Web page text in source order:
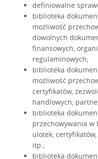
definiowalne
biblioteka
możliwość
dowolnych
finansowych,
regulaminowych;
biblioteka
możliwość
certyfikatów,
handlowych,
biblioteka
przechowywania w
ulotek,
itp.;
biblioteka